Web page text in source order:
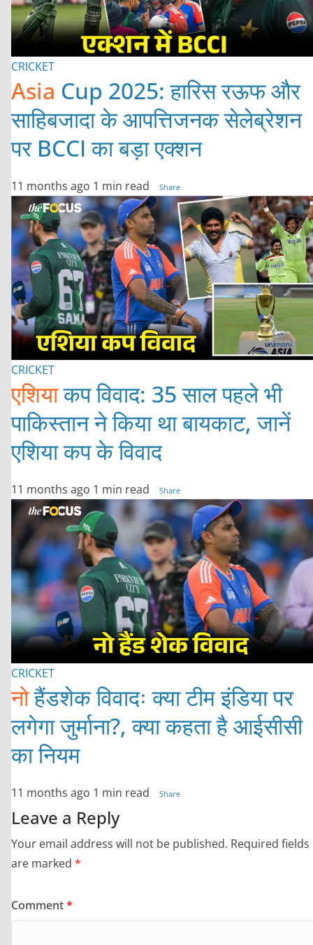
CRICKET
Asia Cup 2025: हारिस रऊफ और
साहिबजादा के आपत्तिजनक सेलेब्रेशन
पर BCCI का बड़ा एक्शन
11 months ago 1 min read Share
CRICKET
एशियाकप विवाद: 35 साल पहले भी
पाकिस्तान ने किया था बायकाट, जानें
एशिया कप के विवाद
11 months ago 1 min read Share
CRICKET
नोहैंडशेक विवादः क्या टीम इंडिया पर
लगेगा जुर्माना?, क्या कहता है आईसीसी
का नियम
11 months ago 1 min read Share
Leave a Reply
Your email address will not be published. Required fields
are marked *
Comment*